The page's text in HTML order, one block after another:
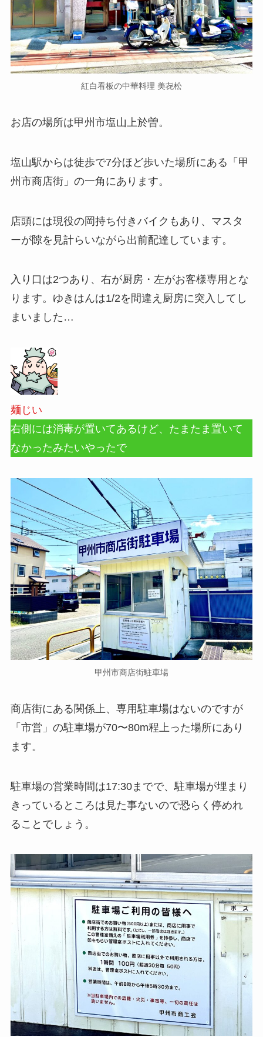
紅白看板の中華料理 美㐂松
お店の場所は甲州市塩山上於曽。
塩山駅からは徒歩で7分ほど歩いた場所にある「甲
州市商店街」の一角にあります。
店頭には現役の岡持ち付きバイクもあり、マスタ
ーが隙を見計らいながら出前配達しています。
入り口は2つあり、右が厨房・左がお客様専用とな
ります。ゆきはんは1/2を間違え厨房に突入してし
まいました…
麺じい
右側には消毒が置いてあるけど、たまたま置いて
なかったみたいやったで
甲州市商店街駐車場
商店街にある関係上、専用駐車場はないのですが
「市営」の駐車場が70〜80m程上った場所にあり
ます。
駐車場の営業時間は17:30までで、駐車場が埋まり
きっているところは見た事ないので恐らく停めれ
ることでしょう。